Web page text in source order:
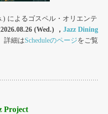
によるゴスペル・オリエンテ
(Wed.) ， Jazz Dining
詳細はScheduleのページをご覧
Project